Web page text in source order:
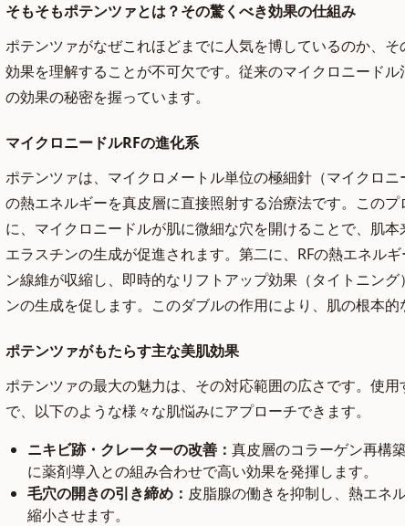
そもそもポテンツァとは？その驚くべき効果の仕組み
ポテンツァがなぜこれほどまでに人気を博しているのか、
効果を理解することが不可欠です。従来のマイクロニード
の効果の秘密を握っています。
マイクロニードルRFの進化系
ポテンツァは、マイクロメートル単位の極細針（マイクロニ
の熱エネルギーを真皮層に直接照射する治療法です。この
に、マイクロニードルが肌に微細な穴を開けることで、肌
エラスチンの生成が促進されます。第二に、RFの熱エネル
ン線維が収縮し、即時的なリフトアップ効果（タイトニン
ンの生成を促します。このダブルの作用により、肌の根本的
ポテンツァがもたらす主な美肌効果
ポテンツァの最大の魅力は、その対応範囲の広さです。使
で、以下のような様々な肌悩みにアプローチできます。
ニキビ跡・クレーターの改善： 真皮層のコラーゲン再構
に薬剤導入との組み合わせで高い効果を発揮します。
毛穴の開きの引き締め： 皮脂腺の働きを抑制し、熱エネ
縮小させます。